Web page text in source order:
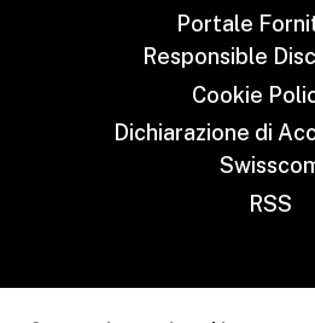
Portale
Responsible
Cookie
Dichiarazione di
RSS